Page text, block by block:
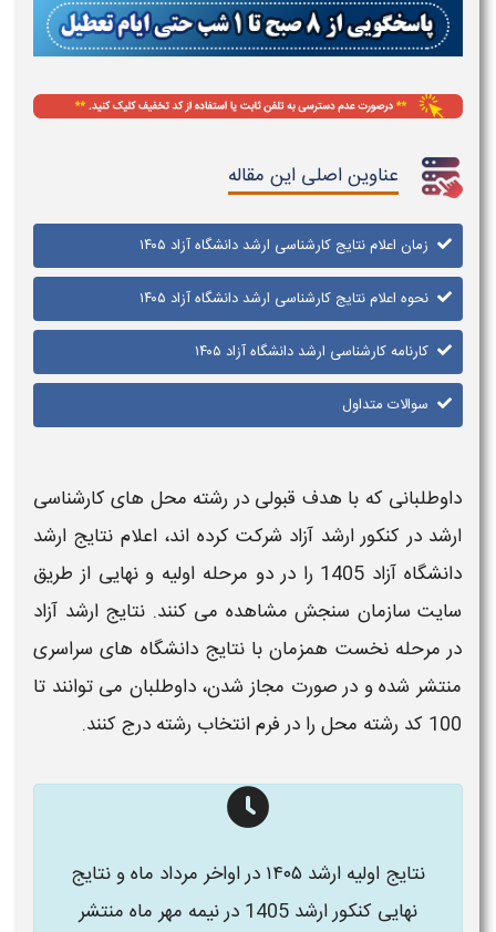
عناوین اصلی این مقاله
زمان اعلام نتایج کارشناسی ارشد دانشگاه آزاد ۱۴۰۵
نحوه اعلام نتایج کارشناسی ارشد دانشگاه آزاد ۱۴۰۵
کارنامه کارشناسی ارشد دانشگاه آزاد ۱۴۰۵
سوالات متداول
داوطلبانی که با هدف قبولی در رشته‌ محل‌ هایکارشناسی
ارشد در کنکور ارشد آزاد شرکت کرده‌ اند،اعلام نتایج ارشد
دانشگاه آزاد 1405
را در دو مرحله اولیه و نهایی از طریق
سایت سازمان سنجش مشاهده می‌ کنند. نتایج ارشد آزاد
در مرحله نخست همزمان با نتایج دانشگاه‌ های سراسری
منتشر شده و در صورت مجاز شدن، داوطلبان می‌ توانند تا
100 کد رشته‌ محل را در فرم انتخاب رشته درج کنند.
نتایج اولیه ارشد ۱۴۰۵ در اواخر مرداد ماه و نتایج
نهایی کنکور ارشد 1405 در
نیمه مهر ماه منتشر